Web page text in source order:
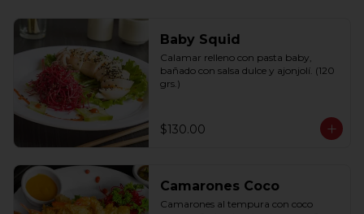
Baby Squid
Calamar relleno con pasta baby,
bañado con salsa dulce y ajonjolí. (120
grs.)
$130.00
Camarones Coco
Camarones al tempura con coco